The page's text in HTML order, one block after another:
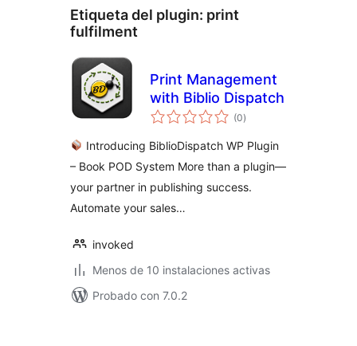
Etiqueta del plugin: print
fulfilment
Print Management
with Biblio Dispatch
(0total
de
)
Introducing BiblioDispatch WP Plugin
– Book POD System More than a plugin—
your partner in publishing success.
Automate your sales…
invoked
Menos de 10 instalaciones activas
Probado con 7.0.2